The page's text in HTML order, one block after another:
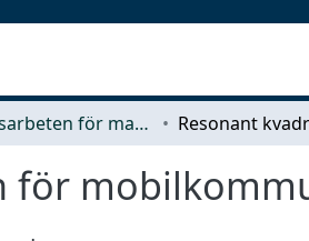
Examensarbeten för masterexamen
för